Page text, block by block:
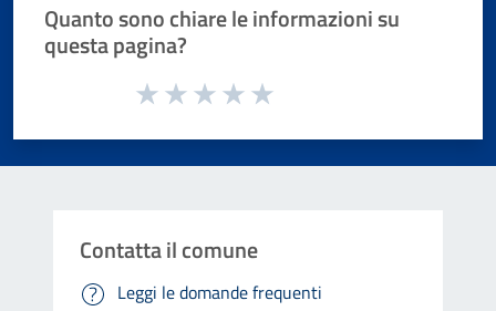
Quanto sono chiare le informazioni su
questa pagina?
Valuta da 1 a 5 stelle la pagina
Contatta il comune
Leggi le domande frequenti